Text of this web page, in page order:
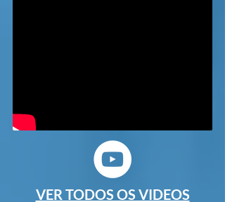
VER TODOS OS VIDEOS